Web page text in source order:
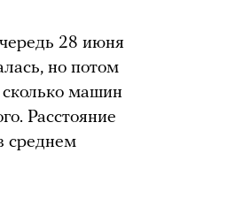
28 июня
но потом
машин
Расстояние
среднем